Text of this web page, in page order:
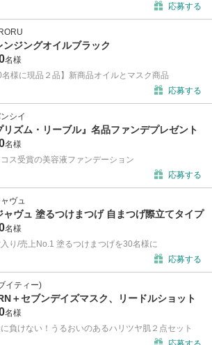
応募する
ンジングオイルブラック
名様
名様に現品２品】新商品オイルとマスク商品
応募する
シイ
リズム・リーブル』名品ファンデプレゼント
名様
ス受賞の美容液ファンデーション
応募する
ヴュ
ャヴュ 塗るつけまつげ 自まつげ際立てタイプ
名様
り/売上No.1 塗るつけまつげを30名様に
応募する
イティー)
＋セブンデイズマスク、リードルショット
名様
負けない！うるおいのあるハリツヤ肌２点セット